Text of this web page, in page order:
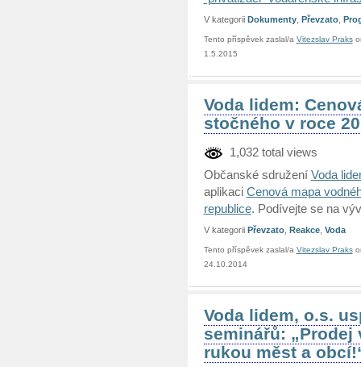
V kategorii Dokumenty, Převzato,
Tento příspěvek zaslal/a Vitezslav Praks
1.5.2015
Voda lidem:
stočného v roce
1,032 total views
Občanské sdružení Voda
aplikaci Cenová mapa
republice. Podívejte se na
V kategorii Převzato, Reakce, Voda
Tento příspěvek zaslal/a Vitezslav Praks
24.10.2014
Voda lidem, o.s.
seminářů:
rukou měst a